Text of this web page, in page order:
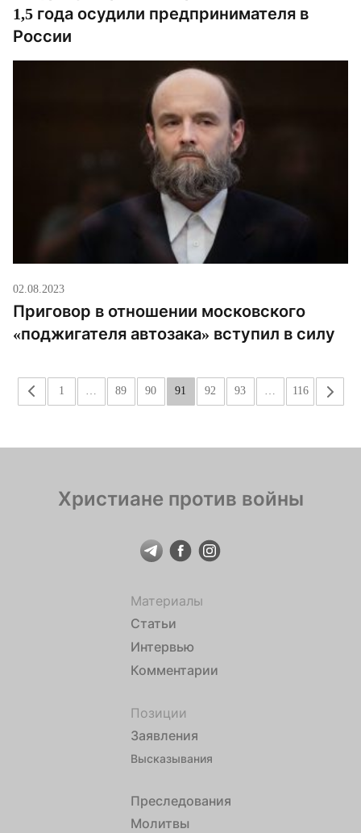
1,5 года осудили предпринимателя в
России
02.08.2023
Приговор в отношении московского
«поджигателя автозака» вступил в силу
« 1 … 89 90 91 92 93 … 116 »
Христиане против войны
Материалы
Статьи
Интервью
Комментарии
Позиции
Заявления
Высказывания
Преследования
Молитвы